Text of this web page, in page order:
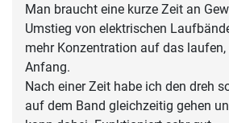
Man braucht eine kurze Zeit an
Umstieg von elektrischen
mehr Konzentration auf das
Anfang.
Nach einer Zeit habe ich den dreh
auf dem Band gleichzeitig gehen